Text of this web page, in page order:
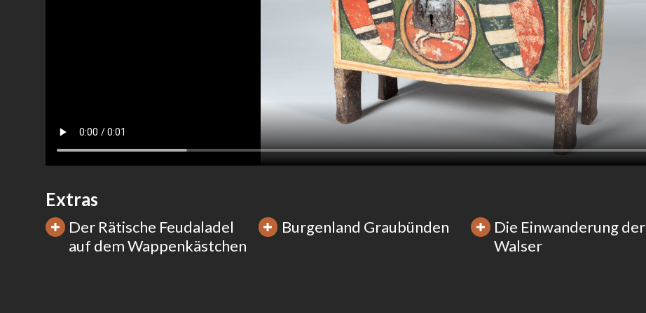
Extras
Der Rätische Feudaladel
auf dem Wappenkästchen
Burgenland Graubünden
Die Einwanderung der
Walser